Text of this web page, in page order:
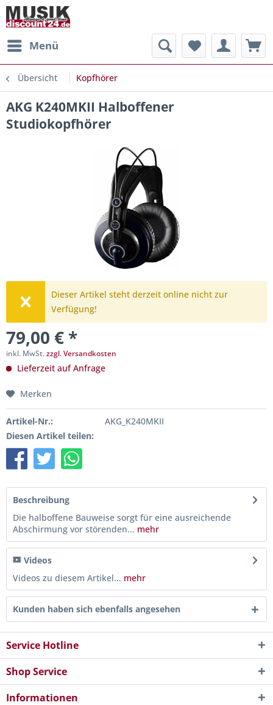
Menü
Übersicht Kopfhörer
AKG K240MKII Halboffener
Studiokopfhörer
Dieser Artikel steht derzeit online nicht zur
Verfügung!
79,00 € *
inkl. MwSt.zzgl. Versandkosten
Lieferzeit auf Anfrage
Merken
Artikel-Nr.:
AKG_K240MKII
Diesen Artikel teilen:
Beschreibung
Die halboffene Bauweise sorgt für eine ausreichende
Abschirmung vor störenden... mehr
Videos
Videos zu diesem Artikel... mehr
Kunden haben sich ebenfalls angesehen
Service Hotline
Shop Service
Informationen